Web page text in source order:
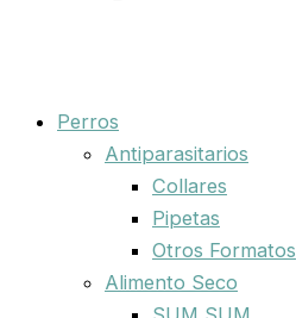
Perros
Antiparasitarios
Collares
Pipetas
Otros Formatos
Alimento Seco